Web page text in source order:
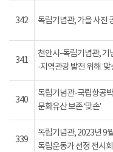
342 독립기념관, 가을 사진
341
천안시-독립기념관, 기
·지역관광 발전 위해 ‘맞
340
독립기념관-국립항공
문화유산 보존 ‘맞손’
339
독립기념관, 2023년 9
독립운동가 선정 전시회